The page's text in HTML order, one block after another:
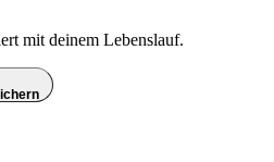
mit deinem Lebenslauf.